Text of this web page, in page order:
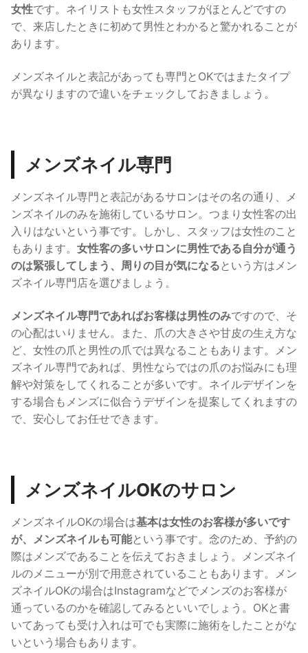
女性です。ネイリストも女性スタッフがほとんどですの
で、来店したときに初めて男性とわかると驚かれることが
あります。
メンズネイルと表記があっても専門とOKではまたタイプ
が異なりますので違いをチェックしておきましょう。
メンズネイル専門
メンズネイル専門と表記があるサロンはその名の通り、メ
ンズネイルのみを施術しているサロン。つまり女性客の出
入りはないという事です。しかし、スタッフは女性のこと
もあります。 女性客の多いサロンに男性である自分が通う
のは緊張してしまう、周りの目が気になる という方はメン
ズネイル専門店を選びましょう。
メンズネイル専門であればお客様は男性のみですので、そ
の心配はいりません。また、爪の大きさや甘皮の生え方な
ど、女性の爪と男性の爪では異なることもあります。メン
ズネイル専門であれば、男性ならではの爪のお悩みにも理
解や対策をしてくれることが多いです。 ネイルデザインを
する場合もメンズに似合うデザインを提案してくれますの
で、安心してお任せできます。
メンズネイルOKのサロン
メンズネイルOKの場合は基本は女性のお客様が多いです
が、メンズネイルも可能という事です。念のため、予約の
際はメンズであることを伝えておきましょう。メンズネイ
ルのメニューが別で用意されていることもあります。 メン
ズネイルOKの場合はInstagramなどでメンズのお客様が
通っているのかを確認してみるといいでしょう。OKと書
いてあっても受け入れは可でも実際に施術をしたことがな
いという場合もあります。